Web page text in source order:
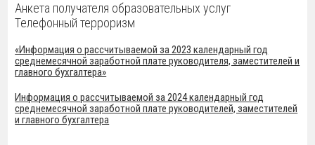
Анкета получателя образовательных услуг
Телефонный терроризм
«Информация о рассчитываемой за 2023 календарный год
среднемесячной заработной плате руководителя, заместителей и
главного бухгалтера»
Информация о рассчитываемой за 2024 календарный год
среднемесячной заработной плате руководителей, заместителей
и главного бухгалтера